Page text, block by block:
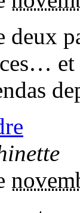
deux
et